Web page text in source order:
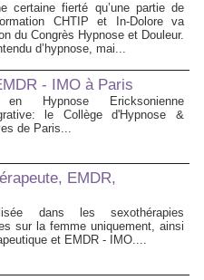
certaine fierté qu’une partie de
CHTIP et In-Dolore va
du Congrès Hypnose et Douleur.
d’hypnose, mai...
- IMO à Paris
Hypnose Ericksonienne
le Collège d'Hypnose &
de Paris...
EMDR,
dans les sexothérapies
sur la femme uniquement, ainsi
et EMDR - IMO....